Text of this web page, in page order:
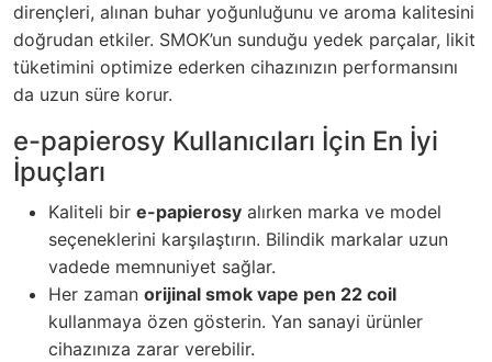
dirençleri, alınan buhar yoğunluğunu ve aroma kalitesini
doğrudan etkiler. SMOK’un sunduğu yedek parçalar, likit
tüketimini optimize ederken cihazınızın performansını
da uzun süre korur.
e-papierosy Kullanıcıları İçin En İyi
İpuçları
Kaliteli bir e-papierosy alırken marka ve model
seçeneklerini karşılaştırın. Bilindik markalar uzun
vadede memnuniyet sağlar.
Her zaman orijinal smok vape pen 22 coil
kullanmaya özen gösterin. Yan sanayi ürünler
cihazınıza zarar verebilir.